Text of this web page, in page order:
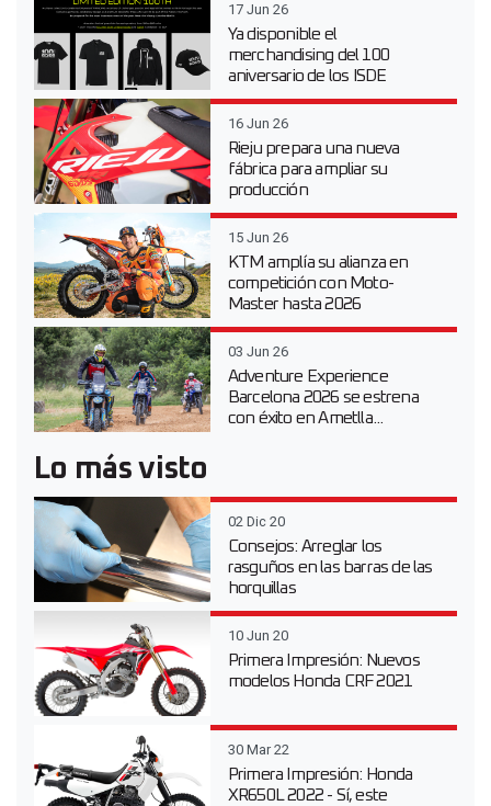
17 Jun 26
Ya disponible el
merchandising del 100
aniversario de los ISDE
16 Jun 26
Rieju prepara una nueva
fábrica para ampliar su
producción
15 Jun 26
KTM amplía su alianza en
competición con Moto-
Master hasta 2026
03 Jun 26
Adventure Experience
Barcelona 2026 se estrena
con éxito en Ametlla...
Lo más visto
02 Dic 20
Consejos: Arreglar los
rasguños en las barras de las
horquillas
10 Jun 20
Primera Impresión: Nuevos
modelos Honda CRF 2021
30 Mar 22
Primera Impresión: Honda
XR650L 2022 - Sí, este